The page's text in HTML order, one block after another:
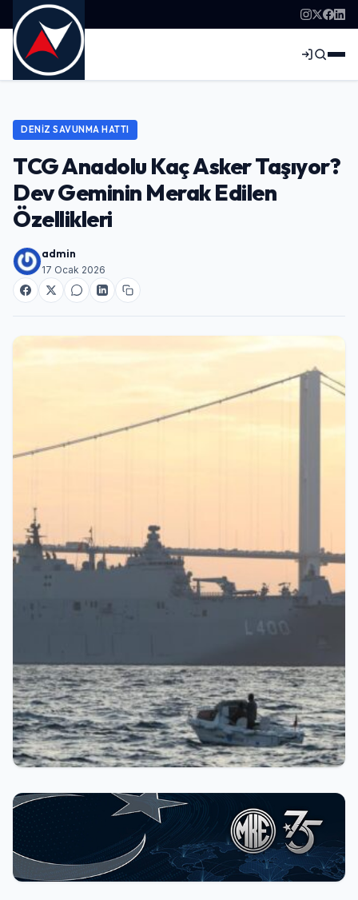
DENIZ SAVUNMA HATTI
TCG Anadolu Kaç Asker Taşıyor?
Dev Geminin Merak Edilen
Özellikleri
admin
17 Ocak 2026